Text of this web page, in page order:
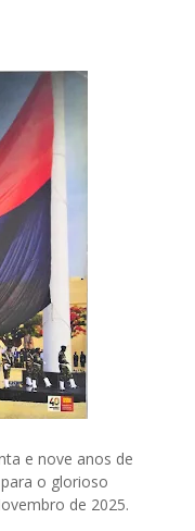
e nove anos de
o glorioso
de 2025.